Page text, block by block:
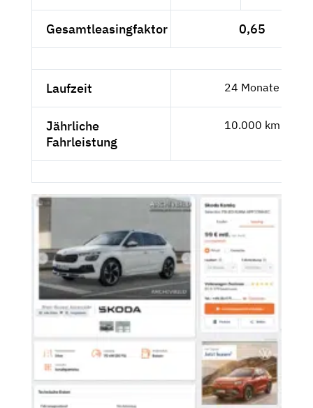
Gesamtleasingfaktor 0,65
Laufzeit 24 Monate
Jährliche
Fahrleistung
10.000 km